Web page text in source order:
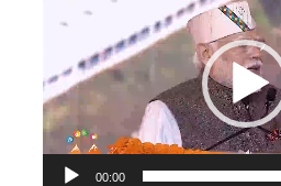
00:00